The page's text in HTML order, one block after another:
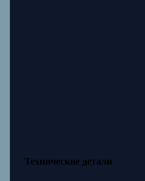
Технические детали